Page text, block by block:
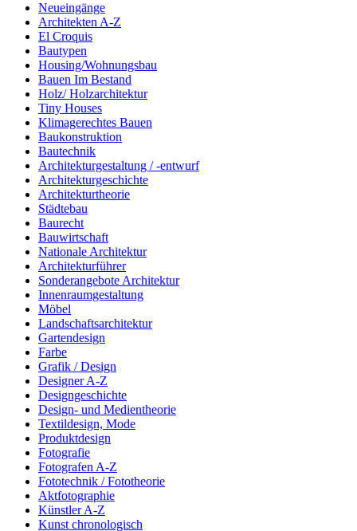
Neueingänge
Architekten A-Z
El Croquis
Bautypen
Housing/Wohnungsbau
Bauen Im Bestand
Holz/ Holzarchitektur
Tiny Houses
Klimagerechtes Bauen
Baukonstruktion
Bautechnik
Architekturgestaltung / -entwurf
Architekturgeschichte
Architekturtheorie
Städtebau
Baurecht
Bauwirtschaft
Nationale Architektur
Architekturführer
Sonderangebote Architektur
Innenraumgestaltung
Möbel
Landschaftsarchitektur
Gartendesign
Farbe
Grafik / Design
Designer A-Z
Designgeschichte
Design- und Medientheorie
Textildesign, Mode
Produktdesign
Fotografie
Fotografen A-Z
Fototechnik / Fototheorie
Aktfotographie
Künstler A-Z
Kunst chronologisch